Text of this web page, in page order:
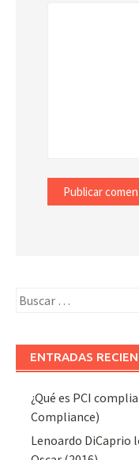
Buscar:
ENTRADAS
¿Qué es PCI
Compliance)
Lenoardo DiCaprio